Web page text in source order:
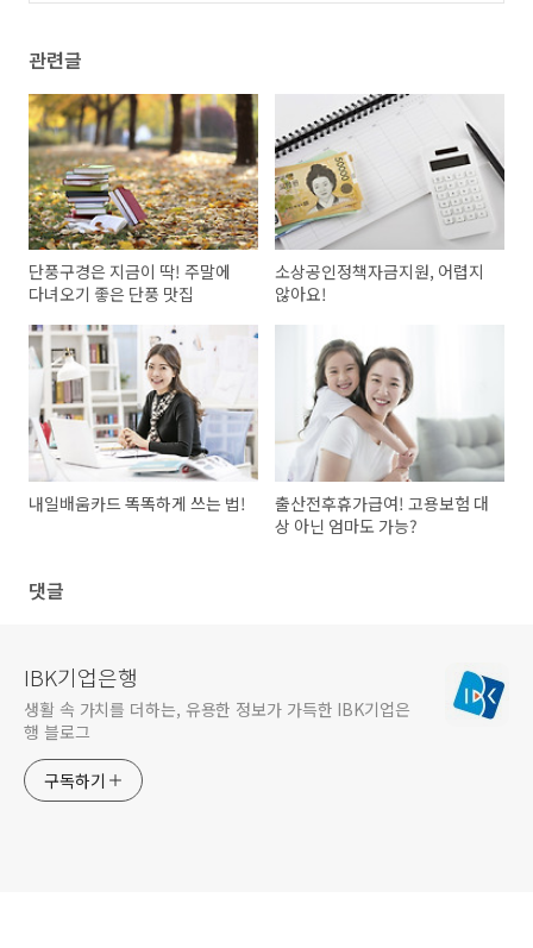
관련글
단풍구경은 지금이 딱! 주말에
다녀오기 좋은 단풍 맛집
소상공인정책자금지원, 어렵지
않아요!
내일배움카드 똑똑하게 쓰는 법!
출산전후휴가급여! 고용보험 대
상 아닌 엄마도 가능?
댓글
IBK기업은행
생활 속 가치를 더하는, 유용한 정보가 가득한 IBK기업은
행 블로그
구독하기